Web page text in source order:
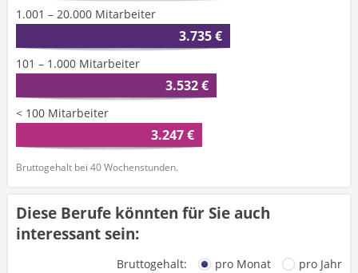
1.001 – 20.000 Mitarbeiter
3.735 €
101 – 1.000 Mitarbeiter
3.532 €
< 100 Mitarbeiter
3.247 €
Bruttogehalt bei 40 Wochenstunden.
Diese Berufe könnten für Sie auch
interessant sein:
Bruttogehalt: pro Monat pro Jahr